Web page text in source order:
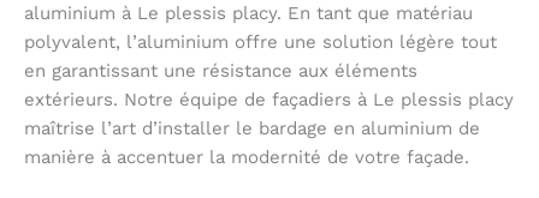
aluminium à Le plessis placy. En tant que matériau
polyvalent, l’aluminium offre une solution légère tout
en garantissant une résistance aux éléments
extérieurs. Notre équipe de façadiers à Le plessis placy
maîtrise l’art d’installer le bardage en aluminium de
manière à accentuer la modernité de votre façade.